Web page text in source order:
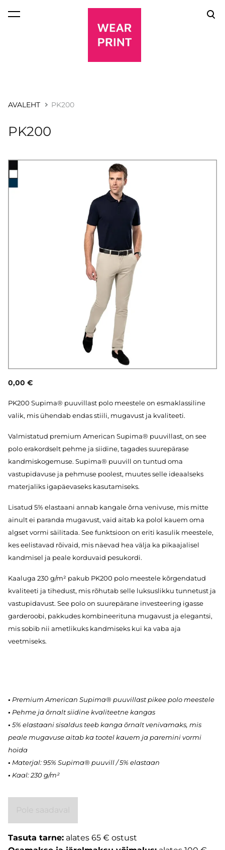
lisati ostukorvi.
AVALEHT PK200
PK200
0,00 €
PK200 Supima® puuvillast polo meestele on esmaklassiline
valik, mis ühendab endas stiili, mugavust ja kvaliteeti.
Valmistatud premium American Supima® puuvillast, on see
polo erakordselt pehme ja siidine, tagades suurepärase
kandmiskogemuse. Supima® puuvill on tuntud oma
vastupidavuse ja pehmuse poolest, muutes selle ideaalseks
materjaliks igapäevaseks kasutamiseks.
Lisatud 5% elastaani annab kangale õrna venivuse, mis mitte
ainult ei paranda mugavust, vaid aitab ka polol kauem oma
algset vormi säilitada. See funktsioon on eriti kasulik meestele,
kes eelistavad rõivaid, mis näevad hea välja ka pikaajalisel
kandmisel ja peale korduvaid pesukordi.
Kaaluga 230 g/m² pakub PK200 polo meestele kõrgendatud
kvaliteeti ja tihedust, mis rõhutab selle luksuslikku tunnetust ja
vastupidavust. See polo on suurepärane investeering igasse
garderoobi, pakkudes kombineerituna mugavust ja elegantsi,
mis sobib nii ametlikuks kandmiseks kui ka vaba aja
veetmiseks.
• Premium American Supima® puuvillast pikee polo meestele
• Pehme ja õrnalt siidine kvaliteetne kangas
• 5% elastaani sisaldus teeb kanga õrnalt venivamaks, mis
peale mugavuse aitab ka tootel kauem ja paremini vormi
hoida
• Materjal: 95% Supima® puuvill / 5% elastaan
• Kaal: 230 g/m²
Tasuta tarne: alates 65 € ostust